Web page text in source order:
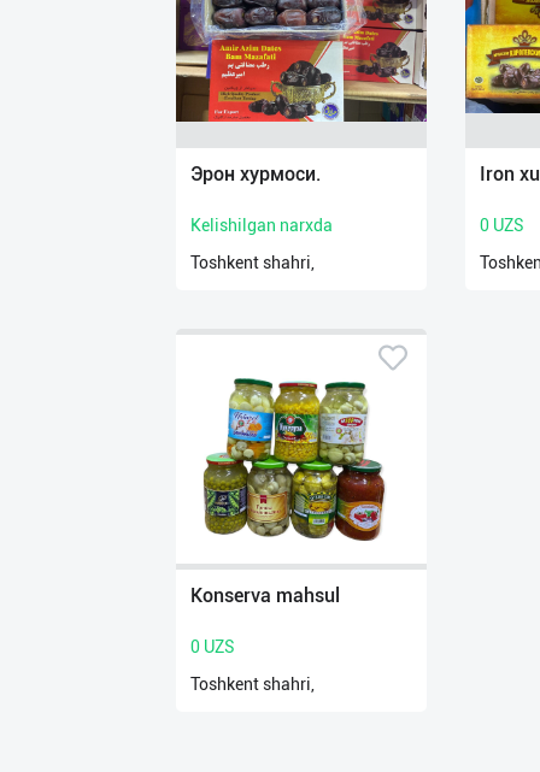
Эрон хурмоси.
Kelishilgan narxda
Toshkent shahri,
Iron
0 UZS
Konserva mahsul
0 UZS
Toshkent shahri,